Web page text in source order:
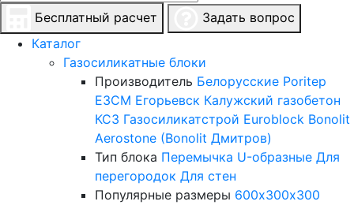
Бесплатный расчет
Задать вопрос
Каталог
Газосиликатные блоки
Производитель Белорусские Poritep
ЕЗСМ Егорьевск Калужский газобетон
КСЗ Газосиликатстрой Euroblock Bonolit
Aerostone (Bonolit Дмитров)
Тип блока Перемычка U-образные Для
перегородок Для стен
Популярные размеры 600х300х300